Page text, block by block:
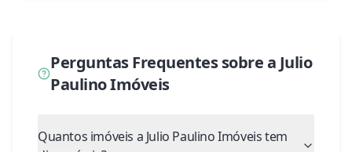
Perguntas Frequentes sobre a Julio
Paulino Imóveis
Quantos imóveis a Julio Paulino Imóveis tem